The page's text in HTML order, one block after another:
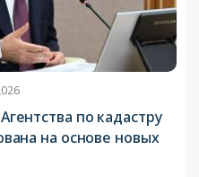
по кадастру
на основе новых